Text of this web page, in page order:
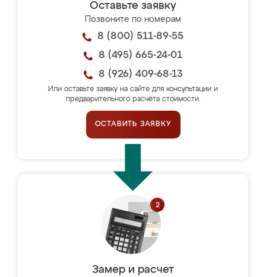
Оставьте заявку
Позвоните по номерам
8 (800) 511-89-55
8 (495) 665-24-01
8 (926) 409-68-13
Или оставьте заявку на сайте для консультации и
предварительного расчёта стоимости.
ОСТАВИТЬ ЗАЯВКУ
Замер и расчет